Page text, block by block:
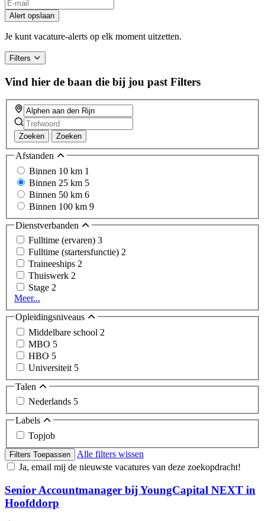
Alert opslaan
Je kunt vacature-alerts op elk moment uitzetten.
Filters
Vind hier de baan die bij jou past Filters
Zoeken Zoeken
Afstanden
Binnen 10 km 1
Binnen 25 km 5
Binnen 50 km 6
Binnen 100 km 9
Dienstverbanden
Fulltime (ervaren) 3
Fulltime (startersfunctie) 2
Traineeships 2
Thuiswerk 2
Stage 2
Meer...
Opleidingsniveaus
Middelbare school 2
MBO 5
HBO 5
Universiteit 5
Talen
Nederlands 5
Labels
Topjob
Filters Toepassen
Alle filters wissen
Ja, email mij de nieuwste vacatures van deze zoekopdracht!
Senior Accountmanager bij YoungCapital NEXT in
Hoofddorp